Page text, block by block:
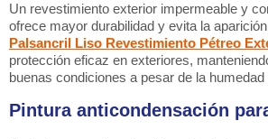
Un revestimiento exterior impermeable y
ofrece mayor durabilidad y evita la
Palsancril Liso Revestimiento Pétreo
protección eficaz en exteriores,
buenas condiciones a pesar de la humedad
Pintura anticondensación